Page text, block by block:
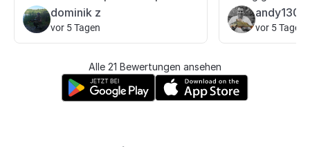
dominik z
vor 5 Tagen
andy1305
vor 5 Tagen
Alle 21 Bewertungen ansehen